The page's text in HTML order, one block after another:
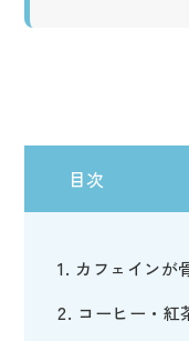
目次
カフェインが
コーヒー・紅